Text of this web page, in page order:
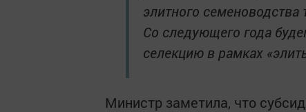
элитного семеноводства
Со следующего года
селекцию в рамках
Министр заметила, что